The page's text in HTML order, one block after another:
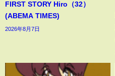
FIRST STORY Hiro（32）
(ABEMA TIMES)
2026年8月7日